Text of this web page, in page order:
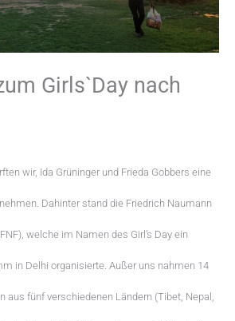
Girls`Day nach
wir, Ida Grüninger und Frieda Gobbers eine
Dahinter stand die Friedrich Naumann
welche im Namen des Girl’s Day ein
in Delhi organisierte. Außer uns nahmen 14
aus fünf verschiedenen Ländern (Tibet, Nepal,